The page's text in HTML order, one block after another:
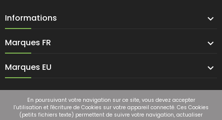
Informations 
Marques FR 
Marques EU 
En poursuivant votre navigation sur ce site, vous devez accepter
l’utilisation et l'écriture de Cookies sur votre appareil connecté. Ces Cookies
(petits fichiers texte) permettent de suivre votre navigation, actualiser